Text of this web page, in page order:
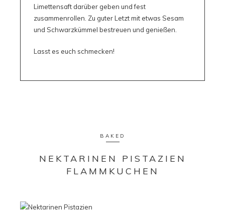
Limettensaft darüber geben und fest
zusammenrollen. Zu guter Letzt mit etwas Sesam
und Schwarzkümmel bestreuen und genießen.
Lasst es euch schmecken!
BAKED
NEKTARINEN PISTAZIEN
FLAMMKUCHEN